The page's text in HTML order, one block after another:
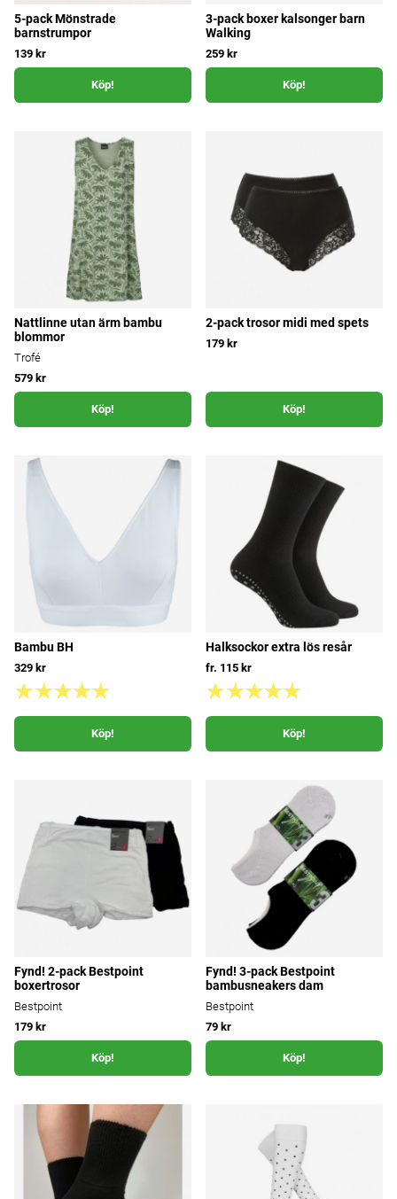
5-pack Mönstrade
barnstrumpor
139 kr
Köp!
3-pack boxer kalsonger barn
Walking
259 kr
Köp!
Nattlinne utan ärm bambu
blommor
Trofé
579 kr
Köp!
2-pack trosor midi med spets
179 kr
Köp!
Bambu BH
329 kr
Köp!
Halksockor extra lös resår
fr. 115 kr
Köp!
Fynd! 2-pack Bestpoint
boxertrosor
Bestpoint
179 kr
Köp!
Fynd! 3-pack Bestpoint
bambusneakers dam
Bestpoint
79 kr
Köp!